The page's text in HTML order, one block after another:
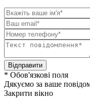
Відправити
* Обов'язкові поля
Дякуємо за ваше
Закрити вікно